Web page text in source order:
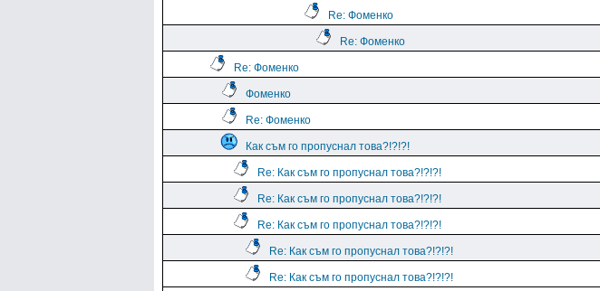
Re: Фоменко
Re: Фоменко
Re: Фоменко
Фоменко
Re: Фоменко
Как съм го пропуснал това?!?!?!
Re: Как съм го пропуснал това?!?!?!
Re: Как съм го пропуснал това?!?!?!
Re: Как съм го пропуснал това?!?!?!
Re: Как съм го пропуснал това?!?!?!
Re: Как съм го пропуснал това?!?!?!